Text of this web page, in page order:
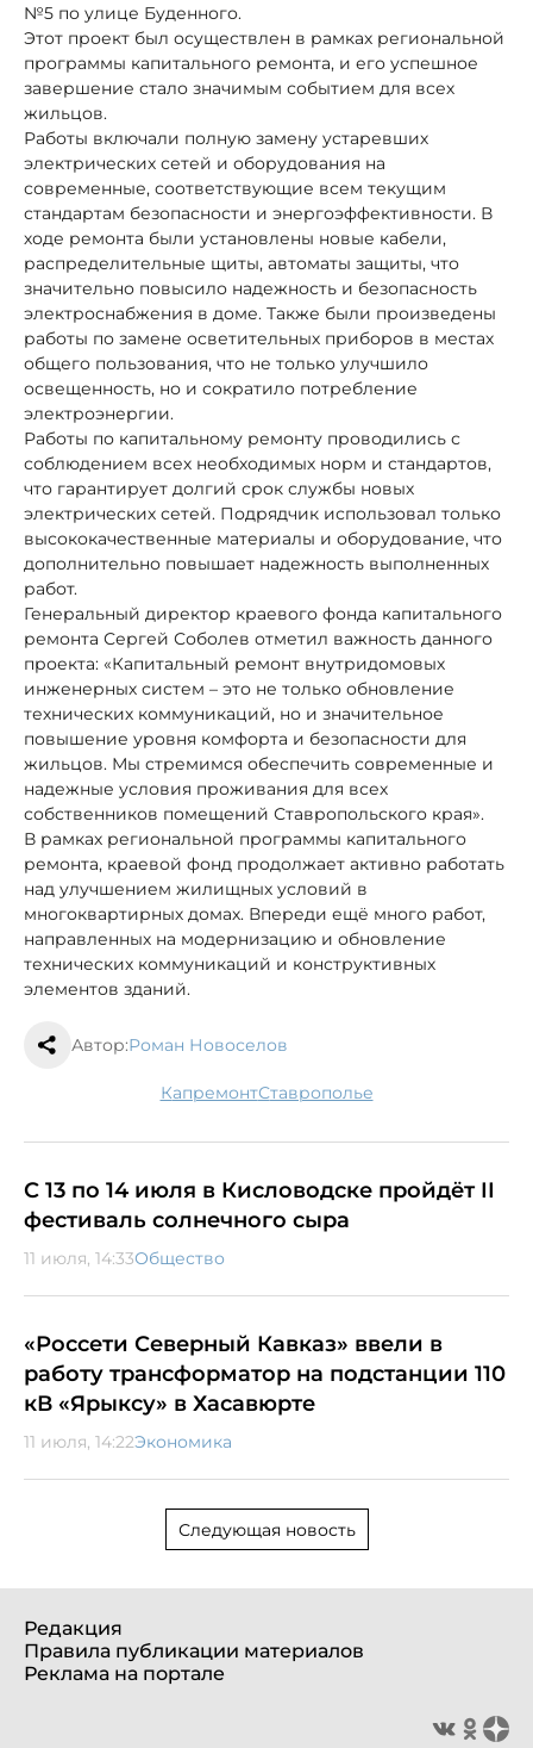
№5 по улице Буденного.
Этот проект был осуществлен в рамках региональной
программы капитального ремонта, и его успешное
завершение стало значимым событием для всех
жильцов.
Работы включали полную замену устаревших
электрических сетей и оборудования на
современные, соответствующие всем текущим
стандартам безопасности и энергоэффективности. В
ходе ремонта были установлены новые кабели,
распределительные щиты, автоматы защиты, что
значительно повысило надежность и безопасность
электроснабжения в доме. Также были произведены
работы по замене осветительных приборов в местах
общего пользования, что не только улучшило
освещенность, но и сократило потребление
электроэнергии.
Работы по капитальному ремонту проводились с
соблюдением всех необходимых норм и стандартов,
что гарантирует долгий срок службы новых
электрических сетей. Подрядчик использовал только
высококачественные материалы и оборудование, что
дополнительно повышает надежность выполненных
работ.
Генеральный директор краевого фонда капитального
ремонта Сергей Соболев отметил важность данного
проекта: «Капитальный ремонт внутридомовых
инженерных систем – это не только обновление
технических коммуникаций, но и значительное
повышение уровня комфорта и безопасности для
жильцов. Мы стремимся обеспечить современные и
надежные условия проживания для всех
собственников помещений Ставропольского края».
В рамках региональной программы капитального
ремонта, краевой фонд продолжает активно работать
над улучшением жилищных условий в
многоквартирных домах. Впереди ещё много работ,
направленных на модернизацию и обновление
технических коммуникаций и конструктивных
элементов зданий.
Автор:Роман Новоселов
капремонт Ставрополье
С 13 по 14 июля в Кисловодске пройдёт II
фестиваль солнечного сыра
11 июля, 14:33Общество
«Россети Северный Кавказ» ввели в
работу трансформатор на подстанции 110
кВ «Ярыксу» в Хасавюрте
11 июля, 14:22Экономика
Следующая новость
Редакция
Правила публикации материалов
Реклама на портале